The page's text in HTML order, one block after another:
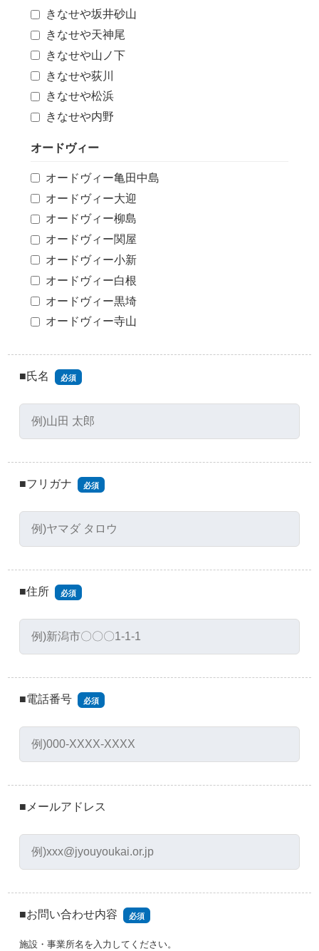
きなせや坂井砂山
きなせや天神尾
きなせや山ノ下
きなせや荻川
きなせや松浜
きなせや内野
オードヴィー
オードヴィー亀田中島
オードヴィー大迎
オードヴィー柳島
オードヴィー関屋
オードヴィー小新
オードヴィー白根
オードヴィー黒埼
オードヴィー寺山
■氏名 必須
■フリガナ 必須
■住所 必須
■電話番号 必須
■メールアドレス
■お問い合わせ内容 必須
施設・事業所名を入力してください。